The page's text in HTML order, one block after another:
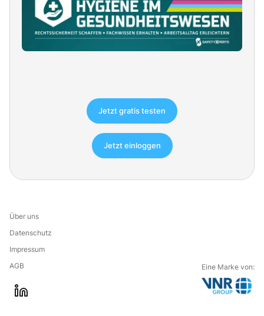
Jetzt gratis testen
Jetzt einloggen
Über uns
Datenschutz
Impressum
AGB
Eine Marke von: